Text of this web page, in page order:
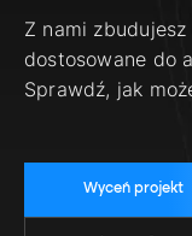
Z nami
dostosowane do
Sprawdź, jak
Wyceń projekt